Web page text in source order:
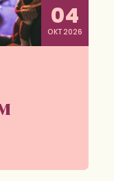
04
OKT 2026